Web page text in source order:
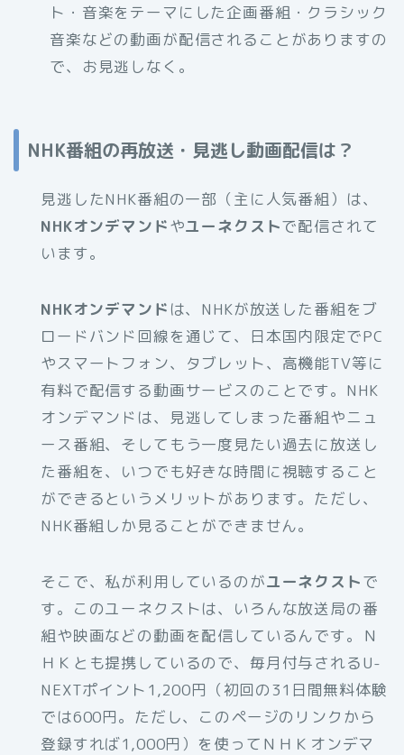
ト・音楽をテーマにした企画番組・クラシック
音楽などの動画が配信されることがありますの
で、お見逃しなく。
NHK番組の再放送・見逃し動画配信は？
見逃したNHK番組の一部（主に人気番組）は、
NHKオンデマンドやユーネクストで配信されて
います。
NHKオンデマンド は、NHKが放送した番組をブ
ロードバンド回線を通じて、日本国内限定でPC
やスマートフォン、タブレット、高機能TV等に
有料で配信する動画サービスのことです。NHK
オンデマンドは、見逃してしまった番組やニュ
ース番組、そしてもう一度見たい過去に放送し
た番組を、いつでも好きな時間に視聴すること
ができるというメリットがあります。ただし、
NHK番組しか見ることができません。
そこで、私が利用しているのがユーネクストで
す。このユーネクストは、いろんな放送局の番
組や映画などの動画を配信しているんです。Ｎ
ＨＫとも提携しているので、毎月付与されるU-
NEXTポイント1,200円（初回の31日間無料体験
では600円。ただし、このページのリンクから
登録すれば1,000円）を使ってＮＨＫオンデマ